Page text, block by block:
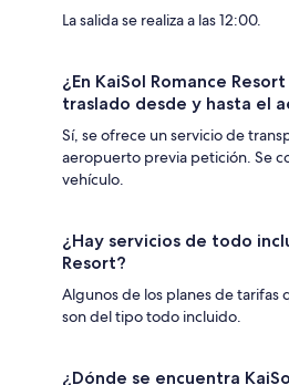
La salida se realiza a las 12:00.
¿En KaiSol Romance
traslado desde y hasta el
Sí, se ofrece un servicio de
aeropuerto previa petición. Se
vehículo.
¿Hay servicios de todo
Resort?
Algunos de los planes de tarifas
son del tipo todo incluido.
¿Dónde se encuentra